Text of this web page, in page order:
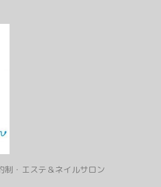
制・エステ＆ネイルサロン